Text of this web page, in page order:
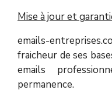
Mise à jour et
emails-
fraicheur de ses
emails
permanence.